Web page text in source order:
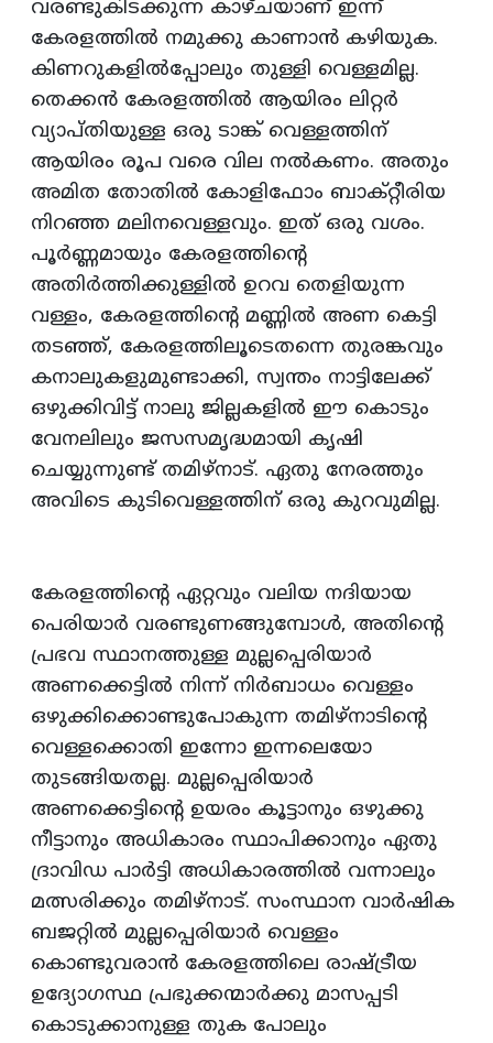
വരണ്ടുകിടക്കുന്ന കാഴ്‌ചയാണ്‌ ഇന്ന്‌
കേരളത്തില്‍ നമുക്കു കാണാന്‍ കഴിയുക.
കിണറുകളില്‍പ്പോലും തുള്ളി വെള്ളമില്ല.
തെക്കന്‍ കേരളത്തില്‍ ആയിരം ലിറ്റര്‍
വ്യാപ്‌തിയുള്ള ഒരു ടാങ്ക്‌ വെള്ളത്തിന്‌
ആയിരം രൂപ വരെ വില നല്‍കണം. അതും
അമിത തോതില്‍ കോളിഫോം ബാക്‌റ്റീരിയ
നിറഞ്ഞ മലിനവെള്ളവും. ഇത്‌ ഒരു വശം.
പൂര്‍ണ്ണമായും കേരളത്തിന്‍റെ
അതിര്‍ത്തിക്കുള്ളില്‍ ഉറവ തെളിയുന്ന
വള്ളം, കേരളത്തിന്‍റെ മണ്ണില്‍ അണ കെട്ടി
തടഞ്ഞ്‌, കേരളത്തിലൂടെതന്നെ തുരങ്കവും
കനാലുകളുമുണ്ടാക്കി, സ്വന്തം നാട്ടിലേക്ക്‌
ഒഴുക്കിവിട്ട്‌ നാലു ജില്ലകളില്‍ ഈ കൊടും
വേനലിലും ജസസമൃദ്ധമായി കൃഷി
ചെയ്യുന്നുണ്ട്‌ തമിഴ്‌നാട്‌. ഏതു നേരത്തും
അവിടെ കുടിവെള്ളത്തിന്‌ ഒരു കുറവുമില്ല.
കേരളത്തിന്‍റെ ഏറ്റവും വലിയ നദിയായ
പെരിയാര്‍ വരണ്ടുണങ്ങുമ്പോള്‍, അതിന്‍റെ
പ്രഭവ സ്ഥാനത്തുള്ള മുല്ലപ്പെരിയാര്‍
അണക്കെട്ടില്‍ നിന്ന്‌ നിര്‍ബാധം വെള്ളം
ഒഴുക്കിക്കൊണ്ടുപോകുന്ന തമിഴ്‌നാടിന്‍റെ
വെള്ളക്കൊതി ഇന്നോ ഇന്നലെയോ
തുടങ്ങിയതല്ല. മുല്ലപ്പെരിയാര്‍
അണക്കെട്ടിന്‍റെ ഉയരം കൂട്ടാനും ഒഴുക്കു
നീട്ടാനും അധികാരം സ്ഥാപിക്കാനും ഏതു
ദ്രാവിഡ പാര്‍ട്ടി അധികാരത്തില്‍ വന്നാലും
മത്സരിക്കും തമിഴ്‌നാട്‌. സംസ്ഥാന വാര്‍ഷിക
ബജറ്റില്‍ മുല്ലപ്പെരിയാര്‍ വെള്ളം
കൊണ്ടുവരാന്‍ കേരളത്തിലെ രാഷ്ട്രീയ
ഉദ്യോഗസ്ഥ പ്രഭുക്കന്മാര്‍ക്കു മാസപ്പടി
കൊടുക്കാനുള്ള തുക പോലും